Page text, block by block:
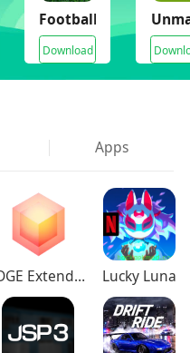
Football League 2026
Download
Apps
EDGE Extended Lucky Luna